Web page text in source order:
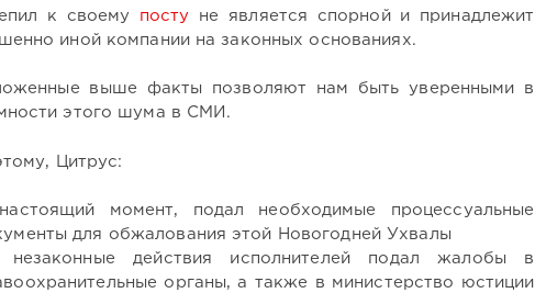
к своему
посту не является спорной и принадлежит
иной компании на законных основаниях.
выше факты позволяют нам быть уверенными в
этого шума в СМИ.
Цитрус:
момент, подал необходимые процессуальные
для обжалования этой Новогодней Ухвалы
незаконные действия исполнителей подал жалобы в
органы, а также в министерство юстиции